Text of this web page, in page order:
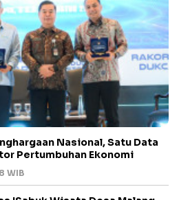
Nasional, Satu Data
Pertumbuhan Ekonomi
WIB